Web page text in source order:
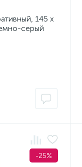
145 х
серый
-25%